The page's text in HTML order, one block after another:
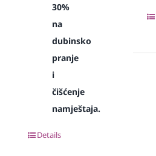
30%
na
dubinsko
pranje
i
čišćenje
namještaja.
Details